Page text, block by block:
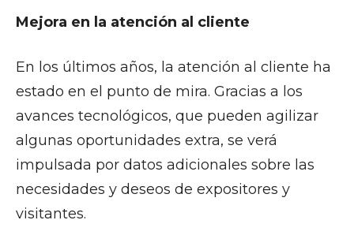
Mejora en la atención al cliente
En los últimos años, la atención al cliente ha
estado en el punto de mira. Gracias a los
avances tecnológicos, que pueden agilizar
algunas oportunidades extra, se verá
impulsada por datos adicionales sobre las
necesidades y deseos de expositores y
visitantes.